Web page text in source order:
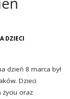
DZIECI
dzień 8 marca był
Dzieci
życiu oraz